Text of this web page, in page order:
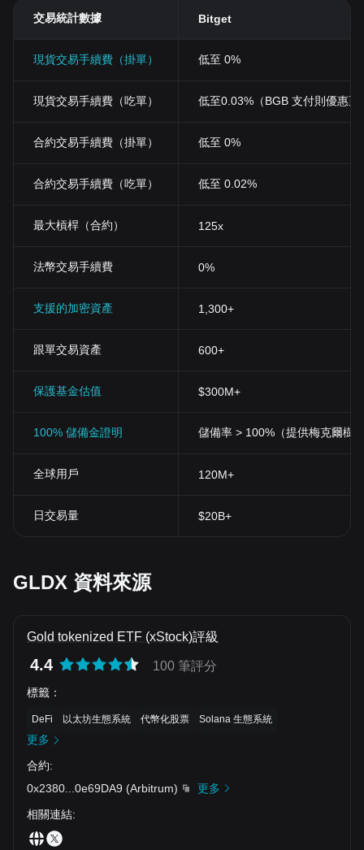
交易統計數據 Bitget
現貨交易手續費（掛單） 低至 0%
現貨交易手續費（吃單） 低至0.03%（BGB 支付則優惠至
合約交易手續費（掛單） 低至 0%
合約交易手續費（吃單） 低至 0.02%
最大槓桿（合約） 125x
法幣交易手續費 0%
支援的加密資產 1,300+
跟單交易資產 600+
保護基金估值 $300M+
100% 儲備金證明 儲備率 > 100%（提供梅克爾樹
全球用戶 120M+
日交易量 $20B+
GLDX 資料來源
Gold tokenized ETF (xStock)評級
4.4 100 筆評分
標籤 ：
DeFi 以太坊生態系統 代幣化股票 Solana 生態系統
更多
合約:
0x2380
0e69DA9 (Arbitrum)
更多
相關連結: